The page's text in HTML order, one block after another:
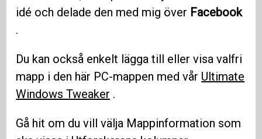
idé och delade den med mig över Facebook
.
Du kan också enkelt lägga till eller visa valfri
mapp i den här PC-mappen med vår Ultimate
Windows Tweaker .
Gå hit om du vill välja Mappinformation som